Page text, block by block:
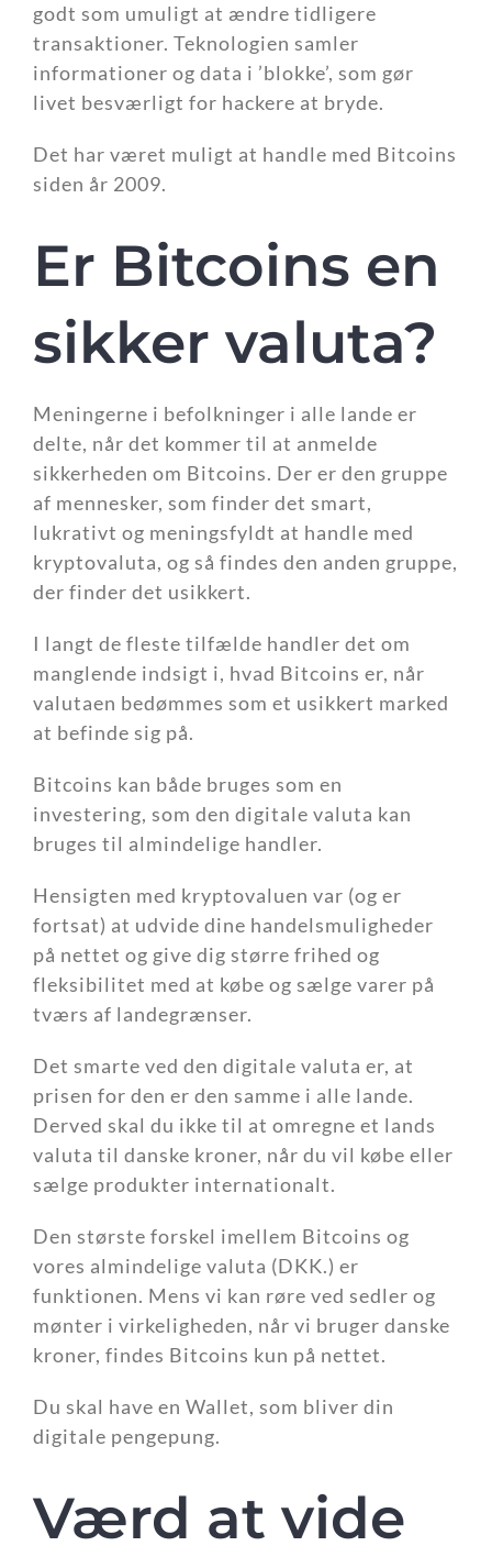
godt som umuligt at ændre tidligere
transaktioner. Teknologien samler
informationer og data i ’blokke’, som gør
livet besværligt for hackere at bryde.
Det har været muligt at handle med Bitcoins
siden år 2009.
Er Bitcoins en
sikker valuta?
Meningerne i befolkninger i alle lande er
delte, når det kommer til at anmelde
sikkerheden om Bitcoins. Der er den gruppe
af mennesker, som finder det smart,
lukrativt og meningsfyldt at handle med
kryptovaluta, og så findes den anden gruppe,
der finder det usikkert.
I langt de fleste tilfælde handler det om
manglende indsigt i, hvad Bitcoins er, når
valutaen bedømmes som et usikkert marked
at befinde sig på.
Bitcoins kan både bruges som en
investering, som den digitale valuta kan
bruges til almindelige handler.
Hensigten med kryptovaluen var (og er
fortsat) at udvide dine handelsmuligheder
på nettet og give dig større frihed og
fleksibilitet med at købe og sælge varer på
tværs af landegrænser.
Det smarte ved den digitale valuta er, at
prisen for den er den samme i alle lande.
Derved skal du ikke til at omregne et lands
valuta til danske kroner, når du vil købe eller
sælge produkter internationalt.
Den største forskel imellem Bitcoins og
vores almindelige valuta (DKK.) er
funktionen. Mens vi kan røre ved sedler og
mønter i virkeligheden, når vi bruger danske
kroner, findes Bitcoins kun på nettet.
Du skal have en Wallet, som bliver din
digitale pengepung.
Værd at vide